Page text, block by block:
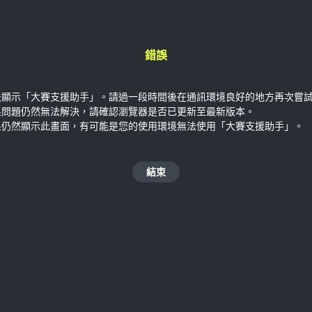
錯誤
示「大賽支援助手」。請過一段時間後在通訊環境良好的地方再次嘗
題仍然無法解決，請確認瀏覽器是否已更新至最新版本。
然顯示此畫面，有可能是您的使用環境無法使用「大賽支援助手」。
結束